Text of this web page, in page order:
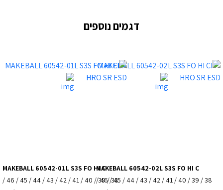
דגמים נוספים
MAKEBALL 60542-02L S3S FO HI C
38 / 39 / 40 / 41 / 42 / 43 / 44 / 45 / 46 /
MAKEBALL 60542-01L S3S FO HI C
38 / 39 / 40 / 41 / 42 / 43 / 44 / 45 / 46 /